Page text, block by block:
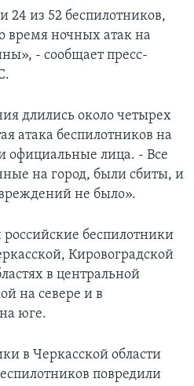
24 из 52 беспилотников,
время ночных атак на
- сообщает пресс-
длились около четырех
атака беспилотников на
официальные лица. - Все
на город, были сбиты, и
не было».
беспилотники
Кировоградской
в центральной
на севере и в
юге.
в Черкасской области
повредили